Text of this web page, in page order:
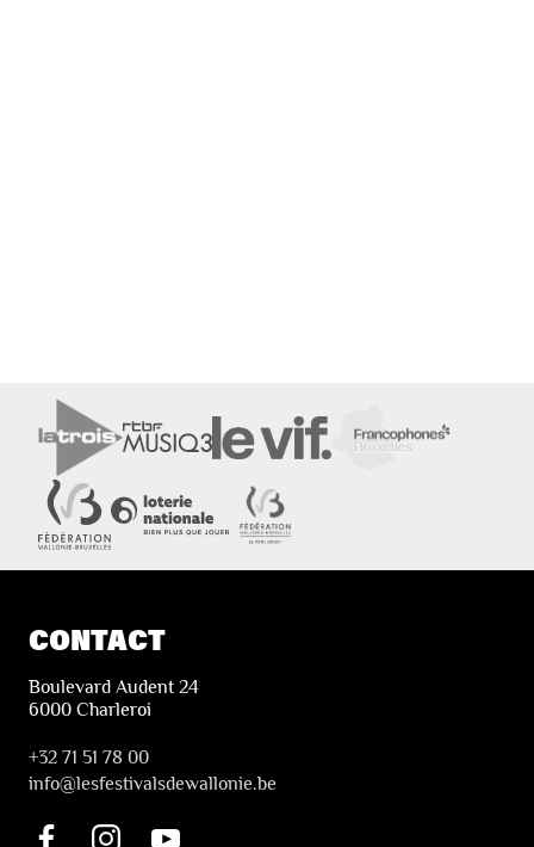
CONTACT
Boulevard Audent 24
6000 Charleroi
+32 71 51 78 00
info@lesfestivalsdewallonie.be